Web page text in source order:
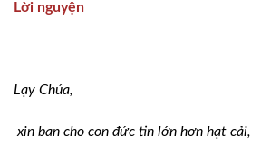
Lời nguyện
Lạy Chúa,
xin ban cho con đức tin lớn hơn hạt cải,